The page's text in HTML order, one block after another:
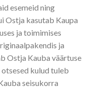
esemeid ning
Ostja kasutab Kaupa
ja toimimises
ja
Ostja Kauba väärtuse
kulud tuleb
seisukorra